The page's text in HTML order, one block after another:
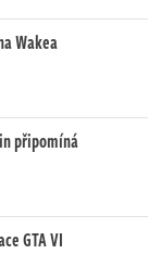
Wakea
připomíná
GTA VI